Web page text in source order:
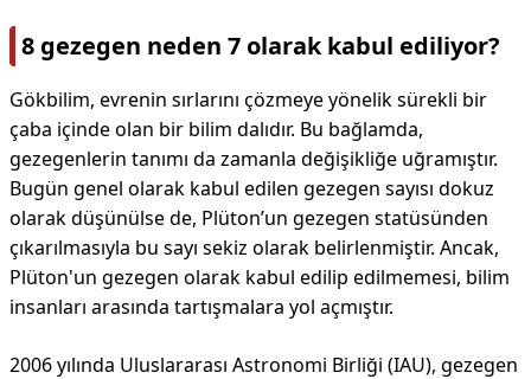
8 gezegen neden 7 olarak kabul ediliyor?
Gökbilim, evrenin sırlarını çözmeye yönelik sürekli bir
çaba içinde olan bir bilim dalıdır. Bu bağlamda,
gezegenlerin tanımı da zamanla değişikliğe uğramıştır.
Bugün genel olarak kabul edilen gezegen sayısı dokuz
olarak düşünülse de, Plüton’un gezegen statüsünden
çıkarılmasıyla bu sayı sekiz olarak belirlenmiştir. Ancak,
Plüton'un gezegen olarak kabul edilip edilmemesi, bilim
insanları arasında tartışmalara yol açmıştır.
2006 yılında Uluslararası Astronomi Birliği (IAU), gezegen